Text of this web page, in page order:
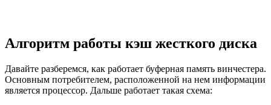
Алгоритм работы кэш жесткого диска
Давайте разберемся, как работает буферная память винчестера.
Основным потребителем, расположенной на нем информации
является процессор. Дальше работает такая схема: